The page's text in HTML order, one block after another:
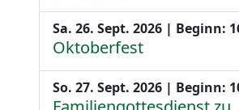
Sa. 26. Sept. 2026 | Beginn:
Oktoberfest
So. 27. Sept. 2026 | Beginn: